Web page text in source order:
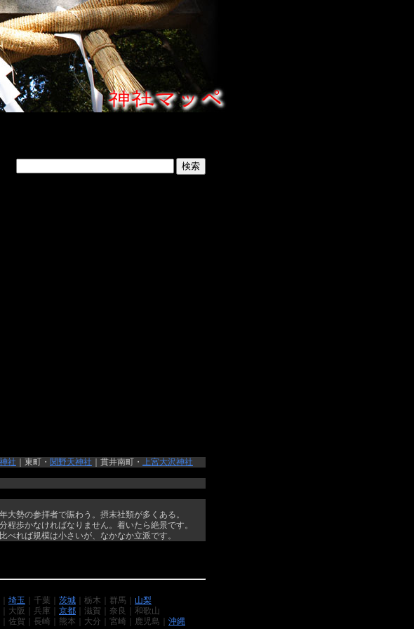
社 ｜東町・ 関野天神社 ｜貫井南町・ 上宮大沢神社
勢の参拝者で賑わう。摂末社類が多くある。
歩かなければなりません。着いたら絶景です。
べれば規模は小さいが、なかなか立派です。
埼玉 ｜千葉｜ 茨城 ｜栃木｜群馬｜ 山梨
｜大阪｜兵庫｜ 京都 ｜滋賀｜奈良｜和歌山
佐賀｜長崎｜熊本｜大分｜宮崎｜鹿児島｜ 沖縄